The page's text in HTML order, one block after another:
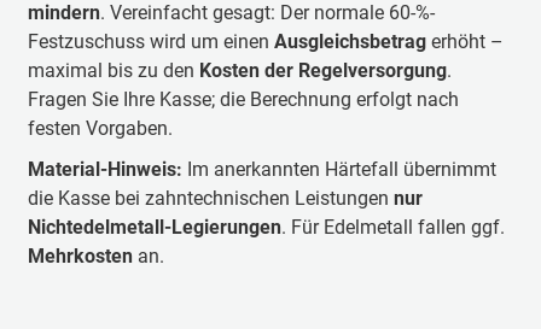
mindern. Vereinfacht gesagt: Der normale 60-%-
Festzuschuss wird um einen Ausgleichsbetragerhöht –
maximal bis zu den Kosten der Regelversorgung.
Fragen Sie Ihre Kasse; die Berechnung erfolgt nach
festen Vorgaben.
Material-Hinweis: Im anerkannten Härtefall übernimmt
die Kasse bei zahntechnischen Leistungen nur
Nichtedelmetall-Legierungen. Für Edelmetall fallen ggf.
Mehrkostenan.